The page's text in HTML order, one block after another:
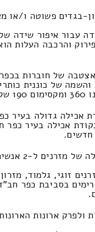
בגדים פשוטה ו/או
עבור איפור שידה
של חוברות
והשמה של כוננית
אכילה גדולה בעיר
אכילה בעיר כפר
מהו התעריף
זוגי, גלמוד,
ולפרק ארונות